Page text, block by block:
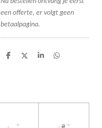
een offerte, er volgt geen
betaalpagina.
D
D
S
D